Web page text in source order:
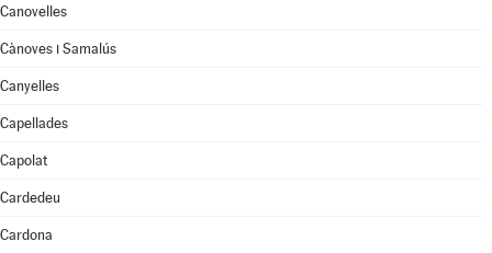
Canovelles
Cànoves i Samalús
Canyelles
Capellades
Capolat
Cardedeu
Cardona